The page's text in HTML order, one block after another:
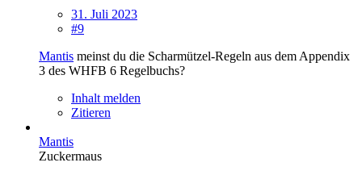
31. Juli 2023
#9
Mantis meinst du die Scharmützel-Regeln aus dem Appendix
3 des WHFB 6 Regelbuchs?
Inhalt melden
Zitieren
Mantis
Zuckermaus